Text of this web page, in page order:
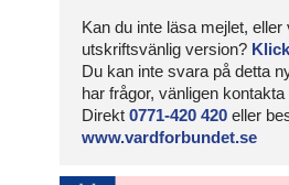
Kan du inte läsa mejlet, eller
utskriftsvänlig version?
Du kan inte svara på detta
har frågor, vänligen
Direkt 0771-420 420 eller
www.vardforbundet.se